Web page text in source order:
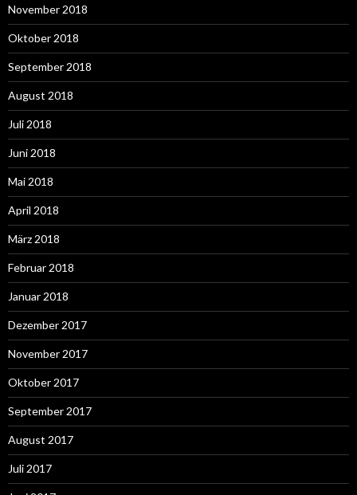
November 2018
Oktober 2018
September 2018
August 2018
Juli 2018
Juni 2018
Mai 2018
April 2018
März 2018
Februar 2018
Januar 2018
Dezember 2017
November 2017
Oktober 2017
September 2017
August 2017
Juli 2017